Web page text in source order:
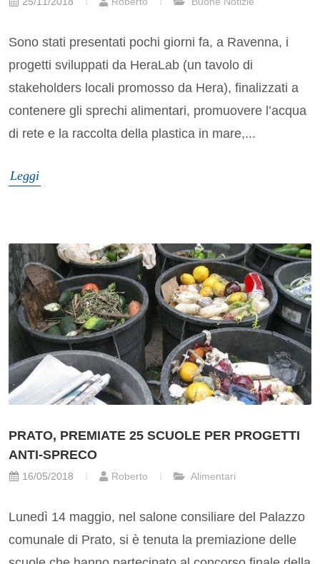
Sono stati presentati pochi giorni fa, a Ravenna, i
progetti sviluppati da HeraLab (un tavolo di
stakeholders locali promosso da Hera), finalizzati a
contenere gli sprechi alimentari, promuovere l’acqua
di rete e la raccolta della plastica in mare,...
Leggi
PRATO, PREMIATE 25 SCUOLE PER PROGETTI
ANTI-SPRECO
16/05/2018 Roberto Alimentari
Lunedì 14 maggio, nel salone consiliare del Palazzo
comunale di Prato, si è tenuta la premiazione delle